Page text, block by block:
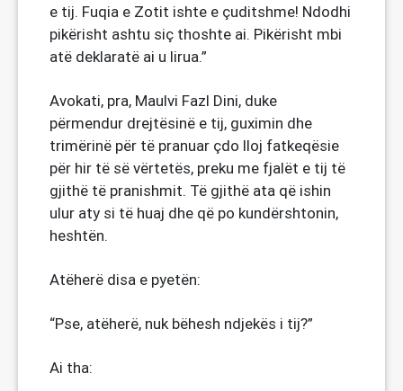
e tij. Fuqia e Zotit ishte e çuditshme! Ndodhi
pikërisht ashtu siç thoshte ai. Pikërisht mbi
atë deklaratë ai u lirua.”
Avokati, pra, Maulvi Fazl Dini, duke
përmendur drejtësinë e tij, guximin dhe
trimërinë për të pranuar çdo lloj fatkeqësie
për hir të së vërtetës, preku me fjalët e tij të
gjithë të pranishmit. Të gjithë ata që ishin
ulur aty si të huaj dhe që po kundërshtonin,
heshtën.
Atëherë disa e pyetën:
“Pse, atëherë, nuk bëhesh ndjekës i tij?”
Ai tha: